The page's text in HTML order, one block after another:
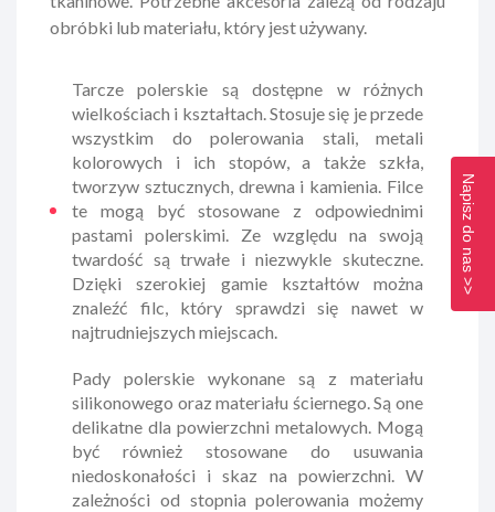
obróbki lub materiału, który jest używany.
Tarcze polerskie są dostępne w różnych
wielkościach i kształtach. Stosuje się je przede
wszystkim do polerowania stali, metali
kolorowych i ich stopów, a także szkła,
tworzyw sztucznych, drewna i kamienia. Filce
te mogą być stosowane z odpowiednimi
pastami polerskimi. Ze względu na swoją
twardość są trwałe i niezwykle skuteczne.
Dzięki szerokiej gamie kształtów można
znaleźć filc, który sprawdzi się nawet w
najtrudniejszych miejscach.
Pady polerskie wykonane są z materiału
silikonowego oraz materiału ściernego. Są one
delikatne dla powierzchni metalowych. Mogą
być również stosowane do usuwania
niedoskonałości i skaz na powierzchni. W
zależności od stopnia polerowania możemy
Napisz do nas >>